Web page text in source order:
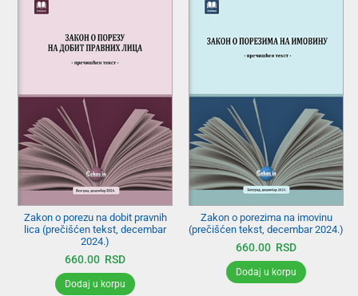
Zakon o porezu na dobit pravnih
lica (prečišćen tekst, decembar
2024.)
660.00 RSD
Dodaj u korpu
Zakon o porezima na imovinu
(prečišćen tekst, decembar 2024.)
660.00 RSD
Dodaj u korpu